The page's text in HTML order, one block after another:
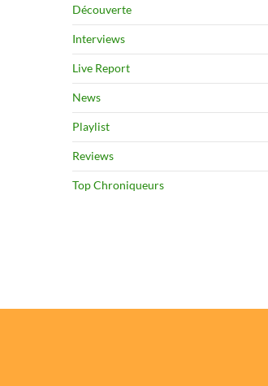
Découverte
Interviews
Live Report
News
Playlist
Reviews
Top Chroniqueurs